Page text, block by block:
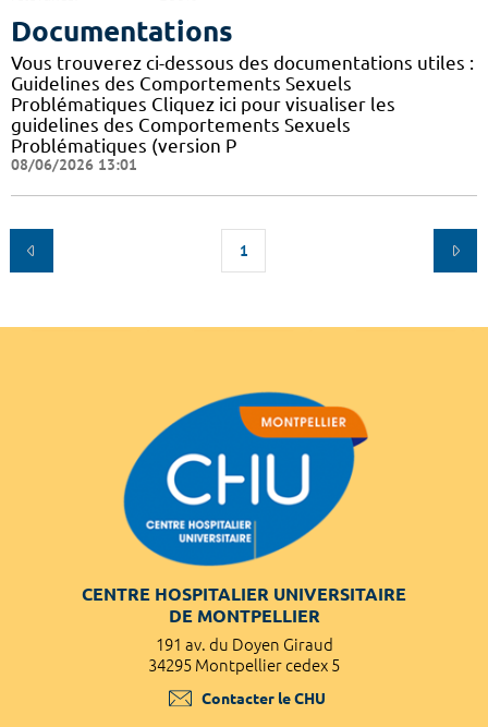
Documentations
Vous trouverez ci-dessous des documentations utiles :
Guidelines des Comportements Sexuels
Problématiques Cliquez ici pour visualiser les
guidelines des Comportements Sexuels
Problématiques (version P
08/06/2026 13:01
1
CENTRE HOSPITALIER UNIVERSITAIRE
DE MONTPELLIER
191 av. du Doyen Giraud
34295 Montpellier cedex 5
Contacter le CHU